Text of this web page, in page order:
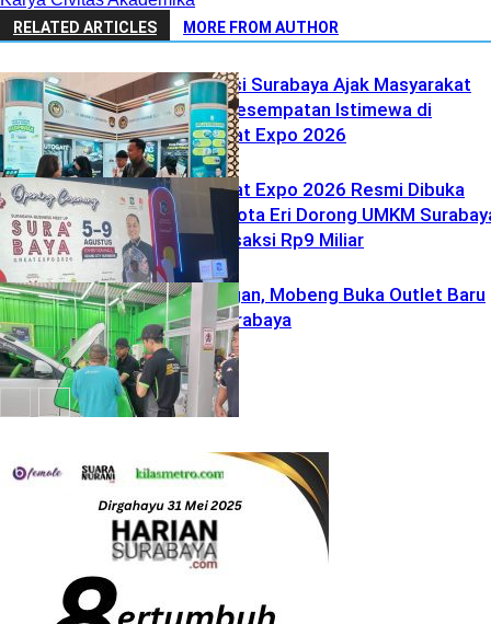
RELATED ARTICLES MORE FROM AUTHOR
Ekonomi
Bisnis
Kantor Imigrasi Surabaya Ajak Masyarakat
Manfaatkan Kesempatan Istimewa di
Surabaya Great Expo 2026
Ekonomi
Bisnis
Surabaya Great Expo 2026 Resmi Dibuka
Hari Ini, Wali Kota Eri Dorong UMKM
Tembus Transaksi Rp9 Miliar
Bisnis
Perluas Jaringan, Mobeng Buka Outlet Baru
di Benowo Surabaya